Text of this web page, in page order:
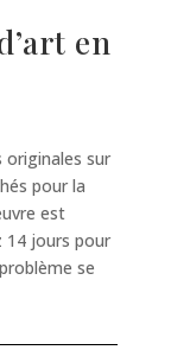
en
originales sur
pour la
est
14 jours pour
se